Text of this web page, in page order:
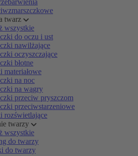
twarz
wszystkie
do oczu i ust
nawilżające
oczyszczające
błotne
materiałowe
na noc
na wągry
przeciw pryszczom
przeciwstarzeniowe
rozświetlające
twarzy
wszystkie
do twarzy
do twarzy